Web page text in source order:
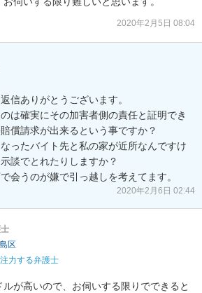
2020年2月5日 08:04
信ありがとうございます。
は確実にその加害者側の責任と証明でき
償請求が出来るという事ですか？
ったバイト先と私の家が近所なんですけ
談でとれたりしますか？
会うのが嫌で引っ越しを考えてます。
2020年2月6日 02:44
区
力する弁護士
ルが高いので、お伺いする限りでできると